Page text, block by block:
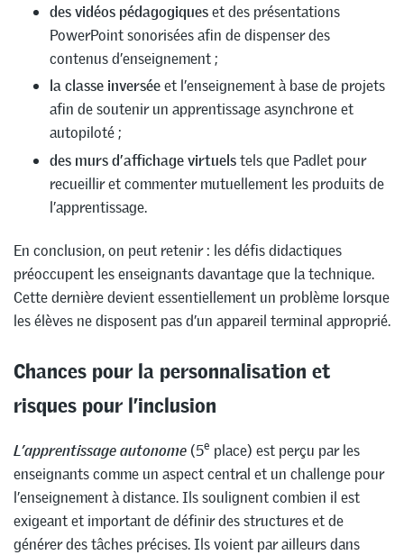
des vidéos pédagogiqueset des présentations
PowerPoint sonorisées afin de dispenser des
contenus d’enseignement ;
la classe inverséeet l’enseignement à base de projets
afin de soutenir un apprentissage asynchrone et
autopiloté ;
des murs d’affichage virtuelstels que Padlet pour
recueillir et commenter mutuellement les produits de
l’apprentissage.
En conclusion, on peut retenir : les défis didactiques
préoccupent les enseignants davantage que la technique.
Cette dernière devient essentiellement un problème lorsque
les élèves ne disposent pas d’un appareil terminal approprié.
Chances pour la personnalisation et
risques pour l’inclusion
L’apprentissage autonome (5e place) est perçu par les
enseignants comme un aspect central et un challenge pour
l’enseignement à distance. Ils soulignent combien il est
exigeant et important de définir des structures et de
générer des tâches précises. Ils voient par ailleurs dans